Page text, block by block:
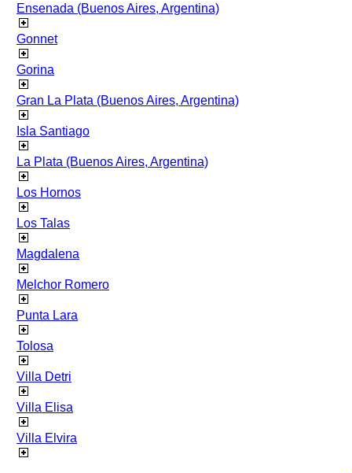
Ensenada (Buenos Aires, Argentina)
Gonnet
Gorina
Gran La Plata (Buenos Aires, Argentina)
Isla Santiago
La Plata (Buenos Aires, Argentina)
Los Hornos
Los Talas
Magdalena
Melchor Romero
Punta Lara
Tolosa
Villa Detri
Villa Elisa
Villa Elvira